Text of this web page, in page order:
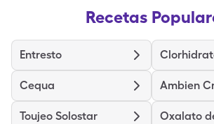
Recetas
Entresto
Cequa Ambien
Toujeo Solostar